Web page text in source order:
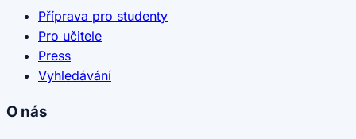
Příprava pro studenty
Pro učitele
Press
Vyhledávání
O nás